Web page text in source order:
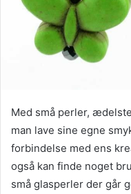
Med små perler,
man lave sine egne
forbindelse med ens
også kan finde noget
små glasperler der går